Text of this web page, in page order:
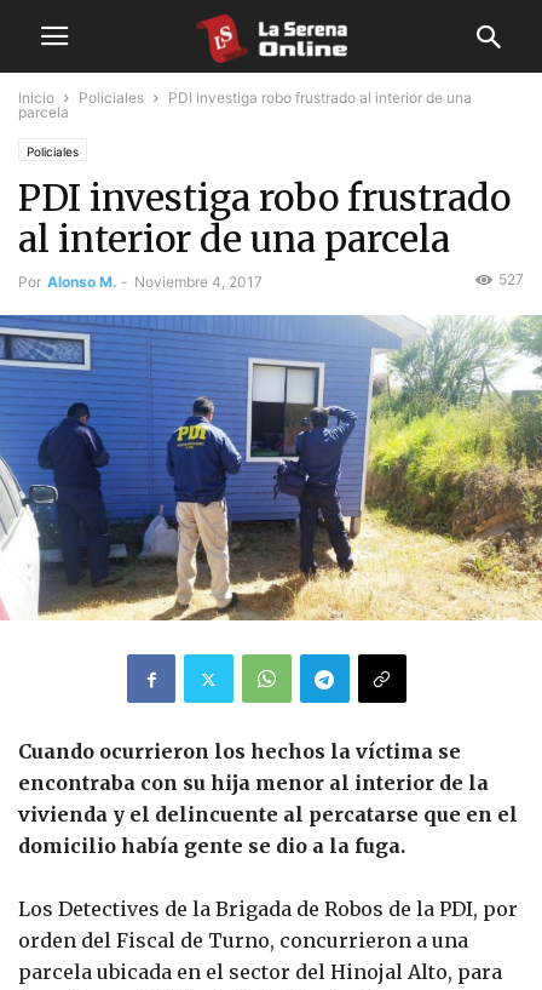
Inicio Policiales
PDI investiga robo frustrado al interior de una
parcela
Policiales
PDI investiga robo frustrado
al interior de una parcela
Por Alonso M. - Noviembre 4, 2017 527
Cuando ocurrieron los hechos la víctima se
encontraba con su hija menor al interior de la
vivienda y el delincuente al percatarse que en el
domicilio había gente se dio a la fuga.
Los Detectives de la Brigada de Robos de la PDI, por
orden del Fiscal de Turno, concurrieron a una
parcela ubicada en el sector del Hinojal Alto, para